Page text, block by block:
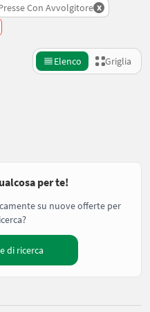
Con Avvolgitore x
Elenco Griglia
per te!
su nuove offerte per
di ricerca